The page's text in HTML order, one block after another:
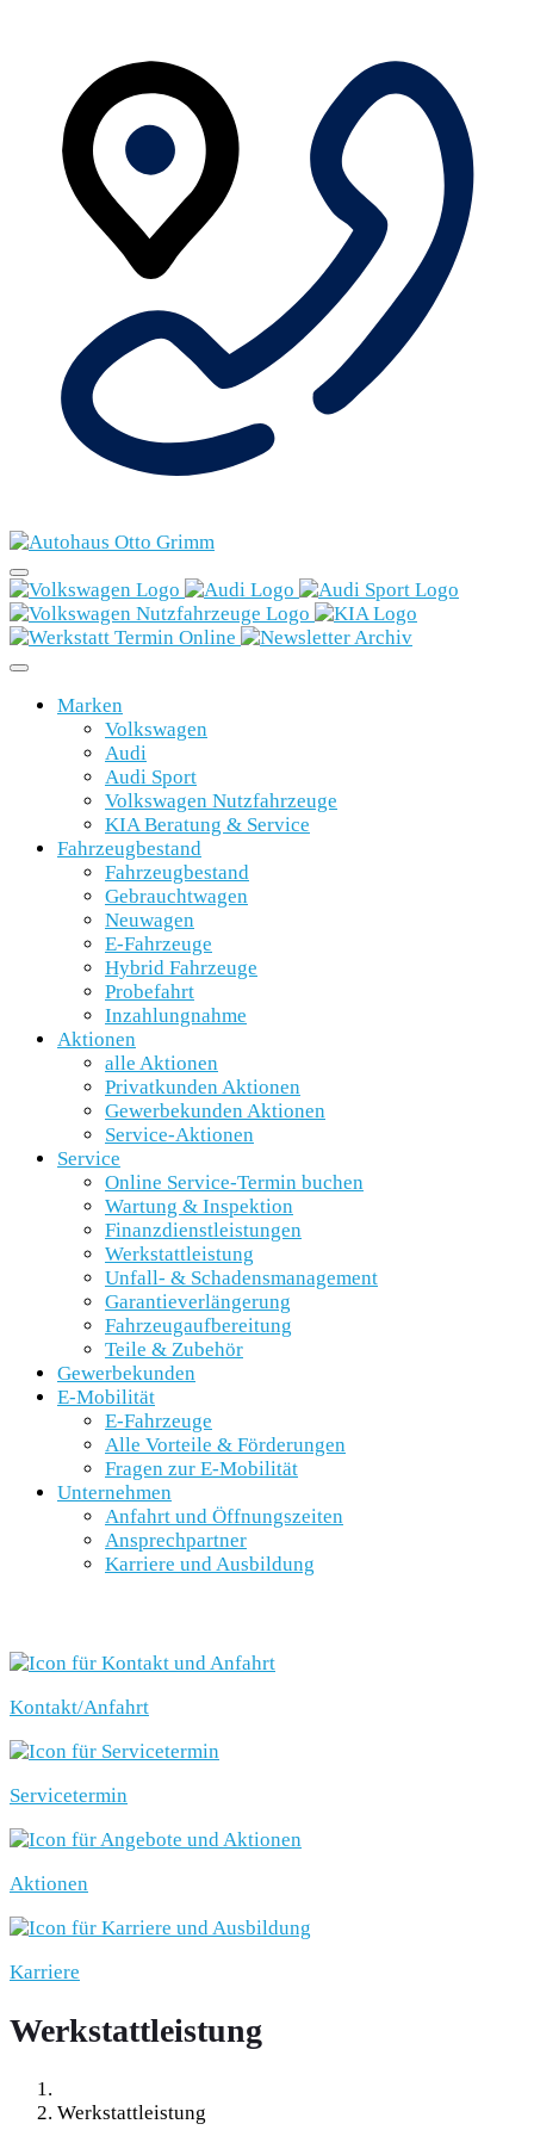
Marken
Volkswagen
Audi
Audi Sport
Volkswagen Nutzfahrzeuge
KIA Beratung & Service
Fahrzeugbestand
Fahrzeugbestand
Gebrauchtwagen
Neuwagen
E-Fahrzeuge
Hybrid Fahrzeuge
Probefahrt
Inzahlungnahme
Aktionen
alle Aktionen
Privatkunden Aktionen
Gewerbekunden Aktionen
Service-Aktionen
Service
Online Service-Termin buchen
Wartung & Inspektion
Finanzdienstleistungen
Werkstattleistung
Unfall- & Schadensmanagement
Garantieverlängerung
Fahrzeugaufbereitung
Teile & Zubehör
Gewerbekunden
E-Mobilität
E-Fahrzeuge
Alle Vorteile & Förderungen
Fragen zur E-Mobilität
Unternehmen
Anfahrt und Öffnungszeiten
Ansprechpartner
Karriere und Ausbildung
Kontakt/Anfahrt
Servicetermin
Aktionen
Karriere
Werkstattleistung
Werkstattleistung